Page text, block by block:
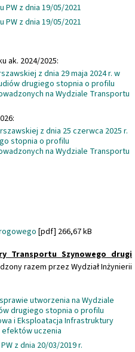
PW z dnia 19/05/2021
PW z dnia 19/05/2021
ak. 2024/2025:
z dnia 29 maja 2024 r. w
drugiego stopnia o profilu
na Wydziale Transportu
z dnia 25 czerwca 2025 r.
stopnia o profilu
na Wydziale Transportu
[pdf] 266,67 kB
Transportu Szynowego drugi
razem przez Wydział Inżynierii
utworzenia na Wydziale
drugiego stopnia o profilu
i Eksploatacja Infrastruktury
efektów uczenia
z dnia 20/03/2019 r.